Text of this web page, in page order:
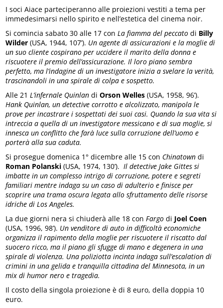
I soci Aiace parteciperanno alle proiezioni vestiti a tema per
immedesimarsi nello spirito e nell’estetica del cinema noir.
Si comincia sabato 30 alle 17 con La fiamma del peccato di Billy
Wilder (USA, 1944, 107’). Un agente di assicurazioni e la moglie di
un suo cliente cospirano per uccidere il marito della donna e
riscuotere il premio dell’assicurazione. Il loro piano sembra
perfetto, ma l’indagine di un investigatore inizia a svelare la verita,
trascinandoli in una spirale di colpa e sospetto.
Alle 21 L’infernale Quinlan diOrson Welles (USA, 1958, 96’).
Hank Quinlan, un detective corrotto e alcolizzato, manipola le
prove per incastrare i sospettati dei suoi casi. Quando la sua vita si
intreccia a quella di un investigatore messicano e di sua moglie, si
innesca un conflitto che faràluce sulla corruzione dell’uomo e
porteràalla sua caduta.
Si prosegue domenica 1° dicembre alle 15 con Chinatown di
Roman Polanski (USA, 1974, 130’). Il detective Jake Gittes si
imbatte in un complesso intrigo di corruzione, potere e segreti
familiari mentre indaga su un caso di adulterio e finisce per
scoprire una trama oscura legata allo sfruttamento delle risorse
idriche di Los Angeles.
La due giorni nera si chiuderà alle 18 con Fargo di Joel Coen
(USA, 1996, 98’). Un venditore di auto in difficolta ̀economiche
organizza il rapimento della moglie per riscuotere il riscatto dal
suocero ricco, ma il piano gli sfugge di mano e degenera in una
spirale di violenza. Una poliziotta incinta indaga sull’escalation di
crimini in una gelida e tranquilla cittadina del Minnesota, in un
mix di humor nero e tragedia.
Il costo della singola proiezione è di 8 euro, della doppia 10
euro.